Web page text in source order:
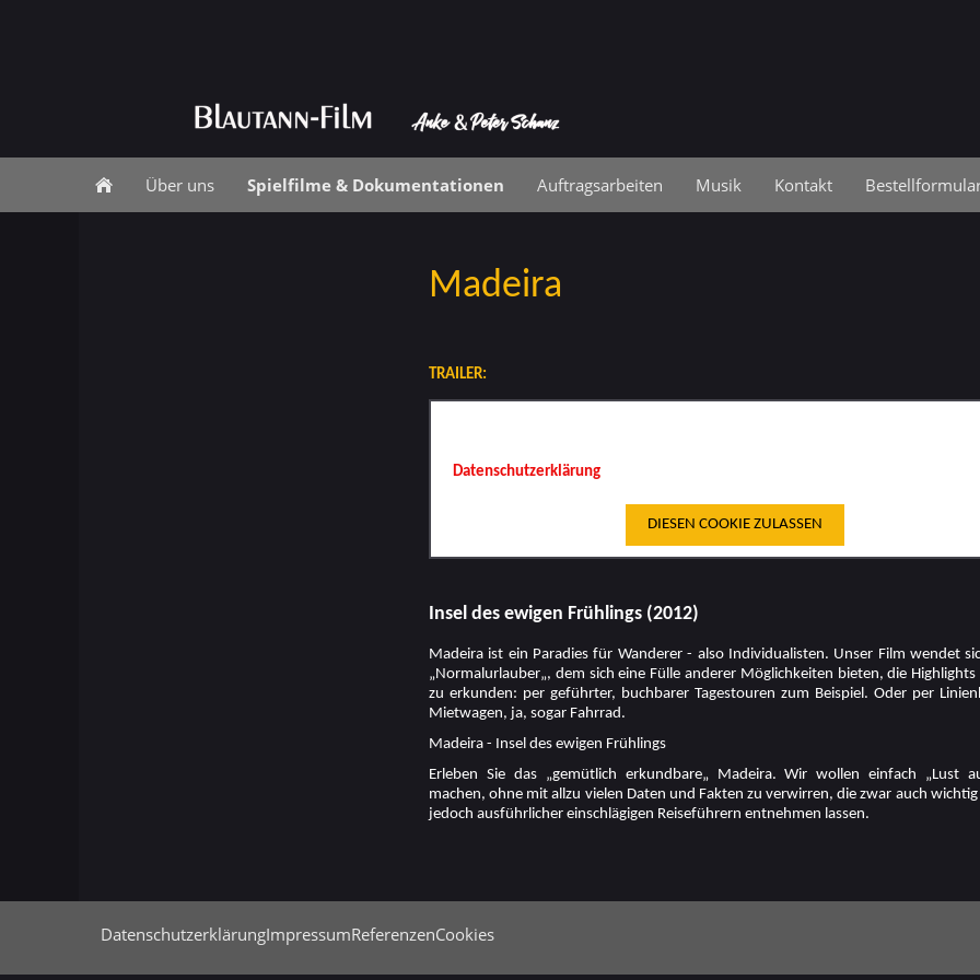
Über uns Spielfilme & Dokumentationen Auftragsarbeiten Musik Kontakt
Madeira
TRAILER:
Datenschutzerklärung
DIESEN COOKIE ZULASSEN
Insel des ewigen Frühlings (2012)
Madeira ist ein Paradies für Wanderer - also Individualisten. Unser Film wendet
„Normalurlauber„, dem sich eine Fülle anderer Möglichkeiten bieten, die Highlights
zu erkunden: per geführter, buchbarer Tagestouren zum Beispiel. Oder per
Mietwagen, ja, sogar Fahrrad.
Madeira - Insel des ewigen Frühlings
Erleben Sie das „gemütlich erkundbare„ Madeira. Wir wollen einfach „Lust
machen, ohne mit allzu vielen Daten und Fakten zu verwirren, die zwar auch wichtig
jedoch ausführlicher einschlägigen Reiseführern entnehmen lassen.
DatenschutzerklärungImpressumReferenzenCookies